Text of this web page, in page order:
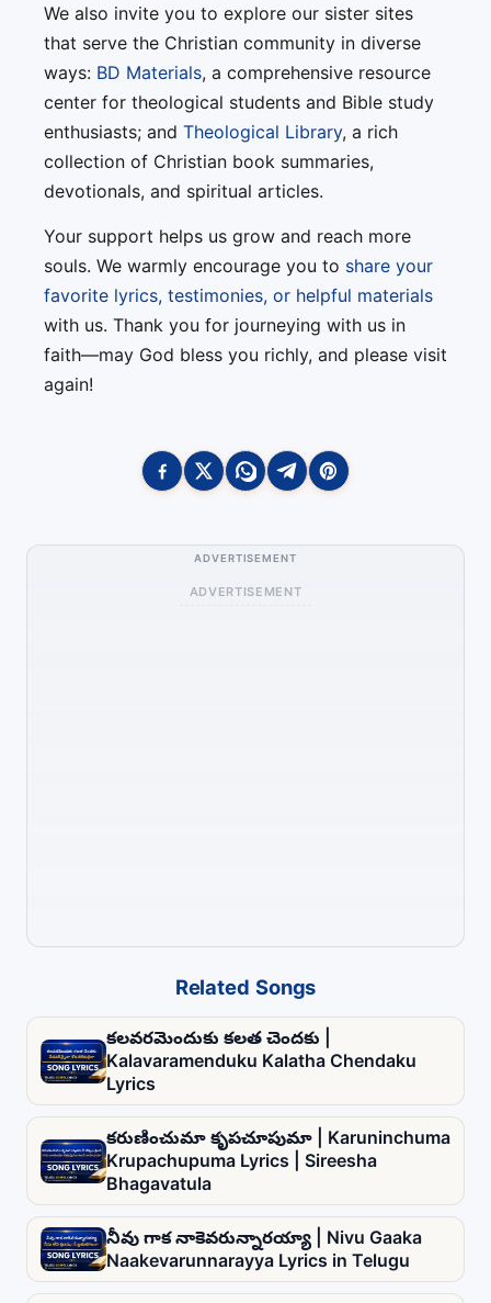
We also invite you to explore our sister sites
that serve the Christian community in diverse
ways: BD Materials, a comprehensive resource
center for theological students and Bible study
enthusiasts; and Theological Library, a rich
collection of Christian book summaries,
devotionals, and spiritual articles.
Your support helps us grow and reach more
souls. We warmly encourage you to share your
favorite lyrics, testimonies, or helpful materials
with us. Thank you for journeying with us in
faith—may God bless you richly, and please visit
again!
ADVERTISEMENT
ADVERTISEMENT
Related Songs
కలవరమెందుకు కలత చెందకు |
Kalavaramenduku Kalatha Chendaku
Lyrics
కరుణించుమా కృపచూపుమా | Karuninchuma
Krupachupuma Lyrics | Sireesha
Bhagavatula
నీవు గాక నాకెవరున్నారయ్యా | Nivu Gaaka
Naakevarunnarayya Lyrics in Telugu